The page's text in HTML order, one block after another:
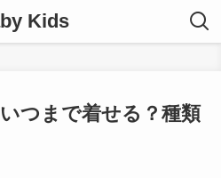
Kids
つまで着せる？種類